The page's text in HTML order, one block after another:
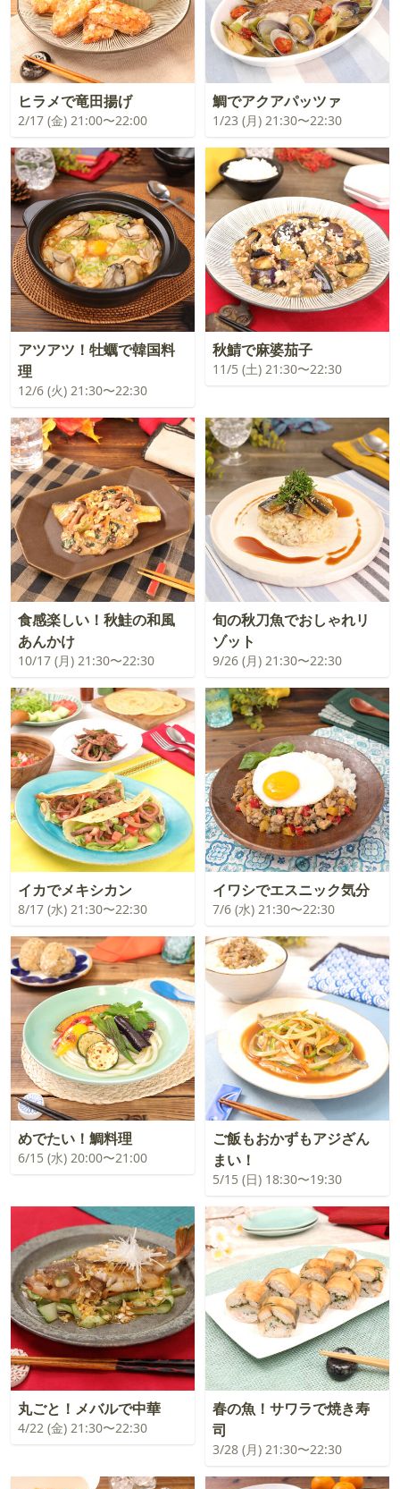
ヒラメで竜田揚げ
2/17 (金) 21:00〜22:00
鯛でアクアパッツァ
1/23 (月) 21:30〜22:30
アツアツ！牡蠣で韓国料
理
12/6 (火) 21:30〜22:30
秋鯖で麻婆茄子
11/5 (土) 21:30〜22:30
食感楽しい！秋鮭の和風
あんかけ
10/17 (月) 21:30〜22:30
旬の秋刀魚でおしゃれリ
ゾット
9/26 (月) 21:30〜22:30
イカでメキシカン
8/17 (水) 21:30〜22:30
イワシでエスニック気分
7/6 (水) 21:30〜22:30
めでたい！鯛料理
6/15 (水) 20:00〜21:00
ご飯もおかずもアジざん
まい！
5/15 (日) 18:30〜19:30
丸ごと！メバルで中華
4/22 (金) 21:30〜22:30
春の魚！サワラで焼き寿
司
3/28 (月) 21:30〜22:30